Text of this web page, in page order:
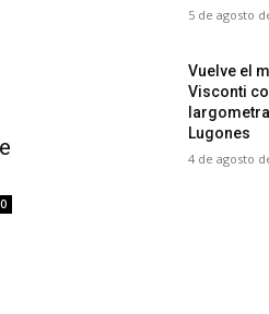
0
5 de agosto
Vuelve el
Visconti
Lugones
4 de agosto